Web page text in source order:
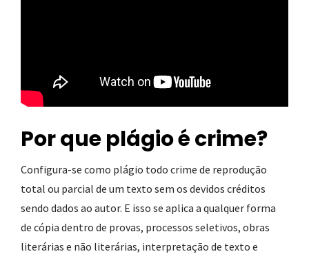
Por que plágio é crime?
Configura-se como plágio todo crime de reprodução
total ou parcial de um texto sem os devidos créditos
sendo dados ao autor. E isso se aplica a qualquer forma
de cópia dentro de provas, processos seletivos, obras
literárias e não literárias, interpretação de texto e